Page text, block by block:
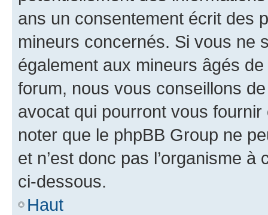
ans un consentement écrit des
mineurs concernés. Si vous ne
également aux mineurs âgés
forum, nous vous conseillons
avocat qui pourront vous
noter que le phpBB Group ne
et n’est donc pas l’organisme
ci-dessous.
Haut